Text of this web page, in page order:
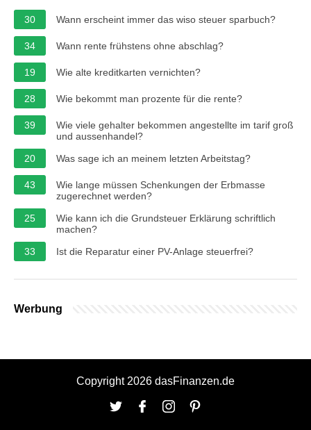
30 Wann erscheint immer das wiso steuer sparbuch?
34 Wann rente frühstens ohne abschlag?
19 Wie alte kreditkarten vernichten?
28 Wie bekommt man prozente für die rente?
39
Wie viele gehalter bekommen angestellte im tarif groß
und aussenhandel?
20
Was sage ich an meinem letzten Arbeitstag?
43
Wie lange müssen Schenkungen der Erbmasse
zugerechnet werden?
25
Wie kann ich die Grundsteuer Erklärung schriftlich
machen?
33
Ist die Reparatur einer PV-Anlage steuerfrei?
Werbung
Copyright 2026 dasFinanzen.de